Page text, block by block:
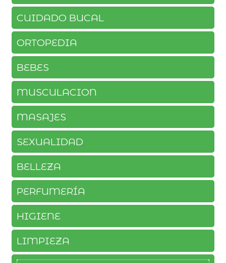
CUIDADO BUCAL
ORTOPEDIA
BEBES
MUSCULACION
MASAJES
SEXUALIDAD
BELLEZA
PERFUMERÍA
HIGIENE
LIMPIEZA